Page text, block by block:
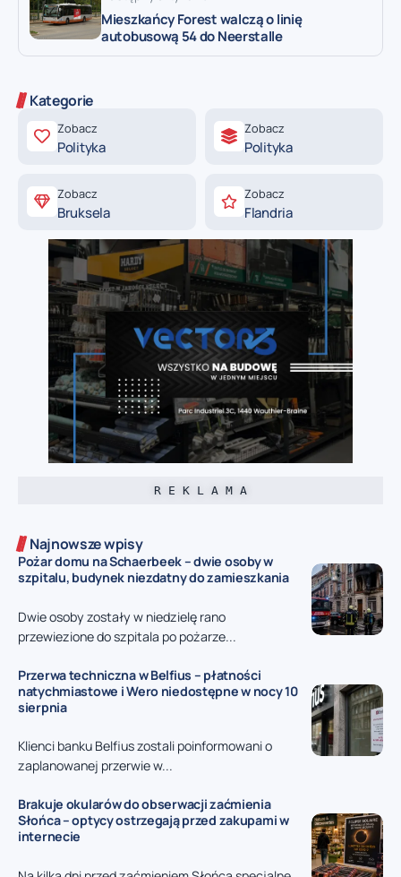
Mieszkańcy Forest walczą o linię
autobusową 54 do Neerstalle
Kategorie
Zobacz
Polityka
Zobacz
Polityka
Zobacz
Bruksela
Zobacz
Flandria
R E K L A M A
Najnowsze wpisy
Pożar domu na Schaerbeek – dwie osoby w
szpitalu, budynek niezdatny do zamieszkania
Dwie osoby zostały w niedzielę rano
przewiezione do szpitala po pożarze...
Przerwa techniczna w Belfius – płatności
natychmiastowe i Wero niedostępne w nocy 10
sierpnia
Klienci banku Belfius zostali poinformowani o
zaplanowanej przerwie w...
Brakuje okularów do obserwacji zaćmienia
Słońca – optycy ostrzegają przed zakupami w
internecie